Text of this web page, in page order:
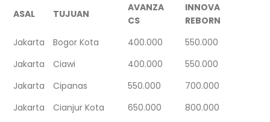
ASAL TUJUAN
AVANZA
CS
INNOVA
REBORN
Jakarta
Bogor Kota 400.000
550.000
Jakarta
Ciawi 400.000
550.000
Jakarta
Cipanas 550.000
700.000
Jakarta
Cianjur Kota 650.000
800.000